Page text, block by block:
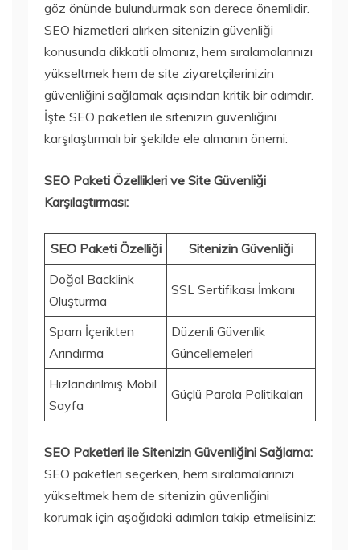
göz önünde bulundurmak son derece önemlidir.
SEO hizmetleri alırken sitenizin güvenliği
konusunda dikkatli olmanız, hem sıralamalarınızı
yükseltmek hem de site ziyaretçilerinizin
güvenliğini sağlamak açısından kritik bir adımdır.
İşte SEO paketleri ile sitenizin güvenliğini
karşılaştırmalı bir şekilde ele almanın önemi:
SEO Paketi Özellikleri ve Site Güvenliği
Karşılaştırması:
SEO Paketi Özelliği
Sitenizin Güvenliği
Doğal Backlink
Oluşturma
SSL Sertifikası İmkanı
Spam İçerikten
Arındırma
Düzenli Güvenlik
Güncellemeleri
Hızlandırılmış Mobil
Sayfa
Güçlü Parola Politikaları
SEO Paketleri ile Sitenizin Güvenliğini Sağlama:
SEO paketleri seçerken, hem sıralamalarınızı
yükseltmek hem de sitenizin güvenliğini
korumak için aşağıdaki adımları takip etmelisiniz: